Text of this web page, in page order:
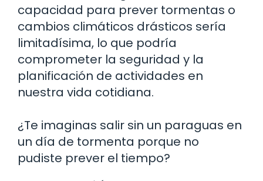
capacidad para prever tormentas o
cambios climáticos drásticos sería
limitadísima, lo que podría
comprometer la seguridad y la
planificación de actividades en
nuestra vida cotidiana.
¿Te imaginas salir sin un paraguas en
un día de tormenta porque no
pudiste prever el tiempo?